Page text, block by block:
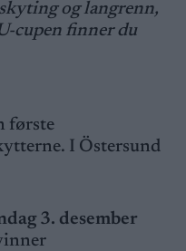
og langrenn,
cupen finner du
første
I Östersund
3. desember